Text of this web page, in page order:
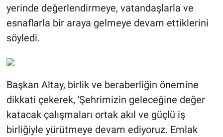
yerinde değerlendirmeye, vatandaşlarla ve
esnaflarla bir araya gelmeye devam ettiklerini
söyledi.
Başkan Altay, birlik ve beraberliğin önemine
dikkati çekerek, 'Şehrimizin geleceğine değer
katacak çalışmaları ortak akıl ve güçlü iş
birliğiyle yürütmeye devam ediyoruz. Emlak